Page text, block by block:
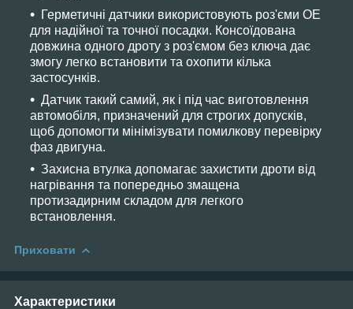
Герметичні датчики використовують роз'єми OE
для надійної та точної посадки. Консоїдована
довжина одного дроту з роз'ємом без ключа дає
змогу легко встановити та охопити кілька
застосунків.
Датчик такий самий, як і під час виготовлення
автомобіля, призначений для строгих допусків,
щоб допомогти мінімізувати помилкову перевірку
фаз двигуна.
Захисна втулка допомагає захистити дроти від
нагрівання та попередньо змащена
протизадирним складом для легкого
встановлення.
Приховати
Характеристики